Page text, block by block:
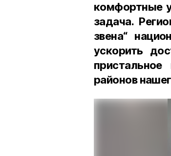
комфортные
задача.
звена“
ускорить
районов